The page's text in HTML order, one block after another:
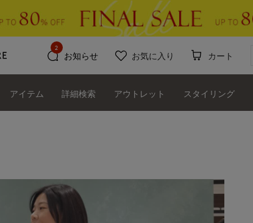
お知らせ
2
お気に入り カート
アイテム 詳細検索 アウトレット スタイリング